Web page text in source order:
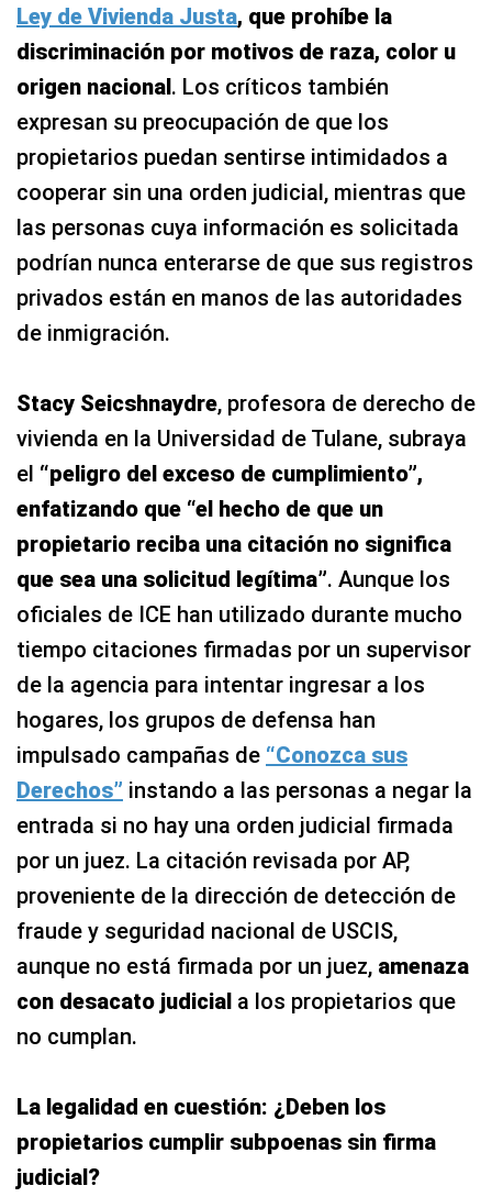
Ley de Vivienda Justa, que prohíbe la
discriminación por motivos de raza, color u
origen nacional. Los críticos también
expresan su preocupación de que los
propietarios puedan sentirse intimidados a
cooperar sin una orden judicial, mientras que
las personas cuya información es solicitada
podrían nunca enterarse de que sus registros
privados están en manos de las autoridades
de inmigración.
Stacy Seicshnaydre, profesora de derecho de
vivienda en la Universidad de Tulane, subraya
el “peligro del exceso de cumplimiento”,
enfatizando que “el hecho de que un
propietario reciba una citación no significa
que sea una solicitud legítima”. Aunque los
oficiales de ICE han utilizado durante mucho
tiempo citaciones firmadas por un supervisor
de la agencia para intentar ingresar a los
hogares, los grupos de defensa han
impulsado campañas de “Conozca sus
Derechos” instando a las personas a negar la
entrada si no hay una orden judicial firmada
por un juez. La citación revisada por AP,
proveniente de la dirección de detección de
fraude y seguridad nacional de USCIS,
aunque no está firmada por un juez, amenaza
con desacato judicial a los propietarios que
no cumplan.
La legalidad en cuestión: ¿Deben los
propietarios cumplir subpoenas sin firma
judicial?